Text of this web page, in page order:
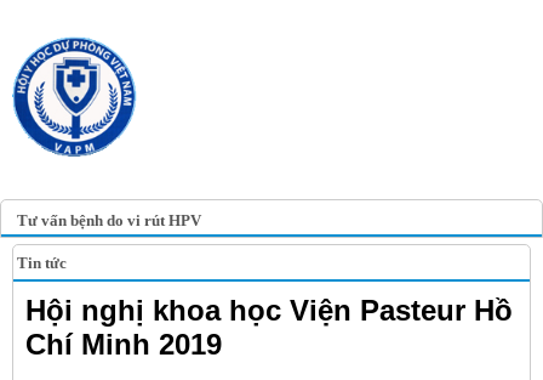
Tư vấn bệnh do vi rút HPV
Tin tức
Hội nghị khoa học Viện Pasteur Hồ
Chí Minh 2019